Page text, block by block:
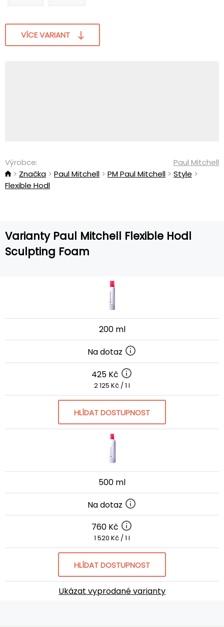
VÍCE VARIANT
Výrobce:
Paul Mitchell
Značka
Paul Mitchell PM Paul Mitchell
Style
Flexible Hodl
Varianty Paul Mitchell Flexible Hodl
Sculpting Foam
200 ml
Na dotaz
425 Kč
2 125 Kč / 1 l
HLÍDAT DOSTUPNOST
500 ml
Na dotaz
760 Kč
1 520 Kč / 1 l
HLÍDAT DOSTUPNOST
Ukázat vyprodané varianty